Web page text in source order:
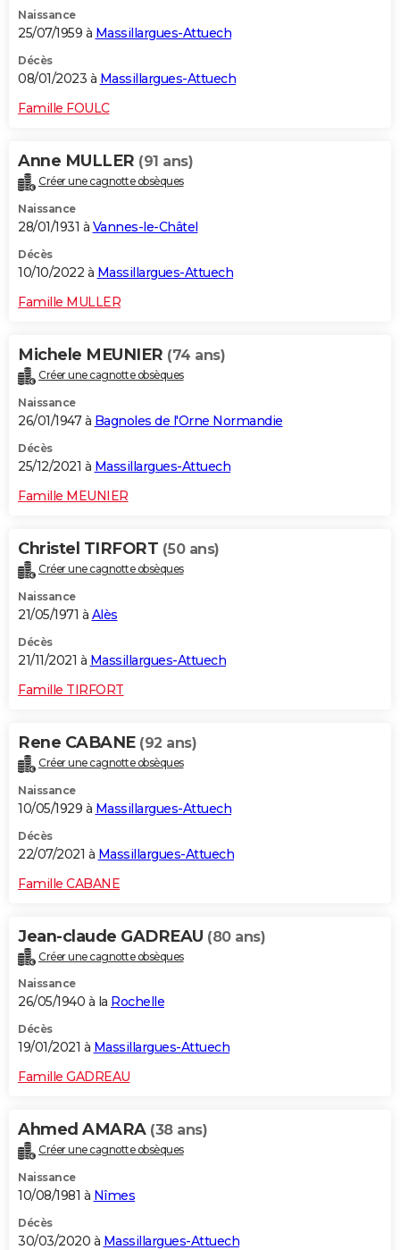
Naissance
25/07/1959 à Massillargues-Attuech
Décès
08/01/2023 à Massillargues-Attuech
Famille FOULC
Anne MULLER (91 ans)
Créer une cagnotte obsèques
Naissance
28/01/1931 à Vannes-le-Châtel
Décès
10/10/2022 à Massillargues-Attuech
Famille MULLER
Michele MEUNIER (74 ans)
Créer une cagnotte obsèques
Naissance
26/01/1947 à Bagnoles de l'Orne Normandie
Décès
25/12/2021 à Massillargues-Attuech
Famille MEUNIER
Christel TIRFORT (50 ans)
Créer une cagnotte obsèques
Naissance
21/05/1971 à Alès
Décès
21/11/2021 à Massillargues-Attuech
Famille TIRFORT
Rene CABANE (92 ans)
Créer une cagnotte obsèques
Naissance
10/05/1929 à Massillargues-Attuech
Décès
22/07/2021 à Massillargues-Attuech
Famille CABANE
Jean-claude GADREAU (80 ans)
Créer une cagnotte obsèques
Naissance
26/05/1940 à la Rochelle
Décès
19/01/2021 à Massillargues-Attuech
Famille GADREAU
Ahmed AMARA (38 ans)
Créer une cagnotte obsèques
Naissance
10/08/1981 à Nîmes
Décès
30/03/2020 à Massillargues-Attuech